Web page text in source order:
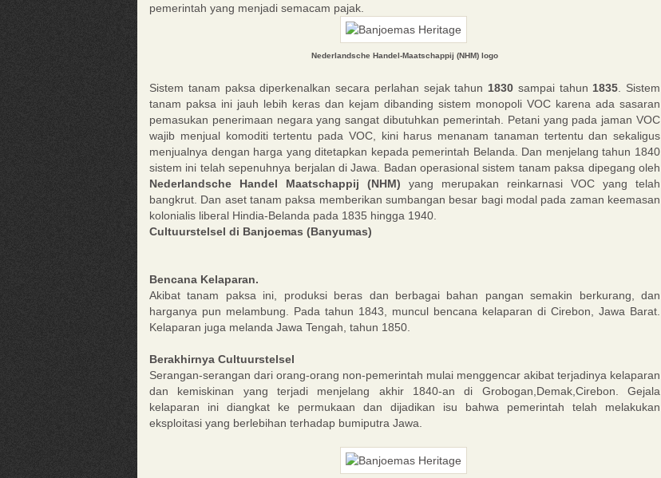
pemerintah yang menjadi semacam pajak.
Nederlandsche Handel-Maatschappij (NHM) logo
Sistem tanam paksa diperkenalkan secara perlahan sejak tahun 1830 sampai tahun 1835 . Sistem
tanam paksa ini jauh lebih keras dan kejam dibanding sistem monopoli VOC karena ada sasaran
pemasukan penerimaan negara yang sangat dibutuhkan pemerintah. Petani yang pada jaman VOC
wajib menjual komoditi tertentu pada VOC, kini harus menanam tanaman tertentu dan sekaligus
menjualnya dengan harga yang ditetapkan kepada pemerintah Belanda. Dan menjelang tahun 1840
sistem ini telah sepenuhnya berjalan di Jawa. Badan operasional sistem tanam paksa dipegang oleh
Nederlandsche Handel Maatschappij (NHM) yang merupakan reinkarnasi VOC yang telah
bangkrut. Dan aset tanam paksa memberikan sumbangan besar bagi modal pada zaman keemasan
kolonialis liberal Hindia-Belanda pada 1835 hingga 1940.
Cultuurstelsel di Banjoemas (Banyumas)
Bencana Kelaparan.
Akibat tanam paksa ini, produksi beras dan berbagai bahan pangan semakin berkurang, dan
harganya pun melambung. Pada tahun 1843, muncul bencana kelaparan di Cirebon, Jawa Barat.
Kelaparan juga melanda Jawa Tengah, tahun 1850.
Berakhirnya Cultuurstelsel
Serangan-serangan dari orang-orang non-pemerintah mulai menggencar akibat terjadinya kelaparan
dan kemiskinan yang terjadi menjelang akhir 1840-an di Grobogan,Demak,Cirebon. Gejala
kelaparan ini diangkat ke permukaan dan dijadikan isu bahwa pemerintah telah melakukan
eksploitasi yang berlebihan terhadap bumiputra Jawa.